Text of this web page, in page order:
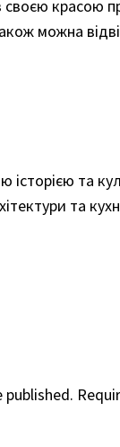
своєю красою
можна
історією та
та
published.